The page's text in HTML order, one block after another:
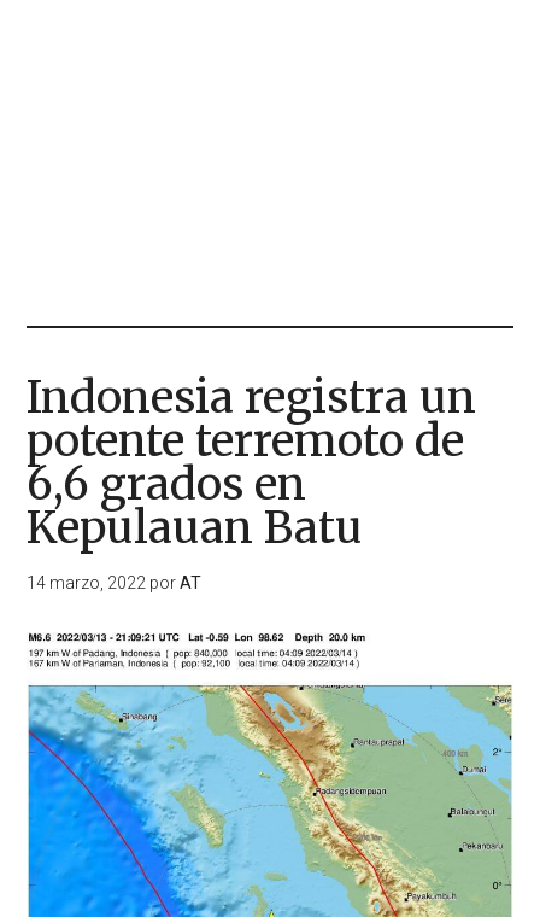
Indonesia registra un
potente terremoto de
6,6 grados en
Kepulauan Batu
14 marzo, 2022 porAT